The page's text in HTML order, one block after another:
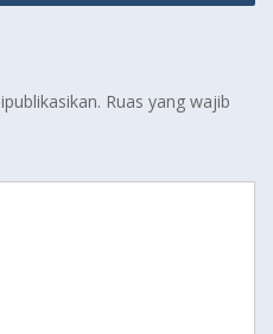
Ruas yang wajib